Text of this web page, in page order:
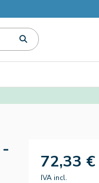
72,33 €
IVA incl.